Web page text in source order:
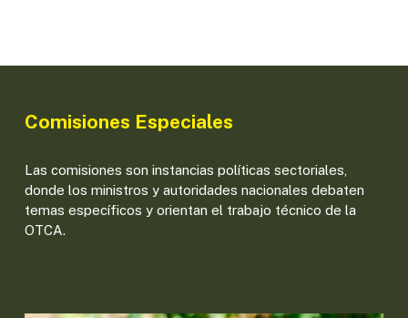
Comisiones Especiales
Las comisiones son instancias políticas sectoriales,
donde los ministros y autoridades nacionales debaten
temas específicos y orientan el trabajo técnico de la
OTCA.